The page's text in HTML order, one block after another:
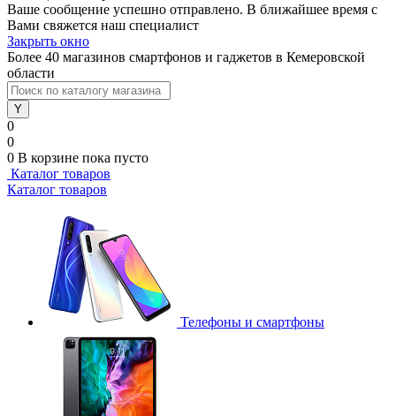
Ваше сообщение успешно отправлено. В ближайшее время с
Вами свяжется наш специалист
Закрыть окно
Более 40 магазинов смартфонов и гаджетов в Кемеровской
области
0
0
0 В корзине пока пусто
Каталог товаров
Каталог товаров
Телефоны и смартфоны